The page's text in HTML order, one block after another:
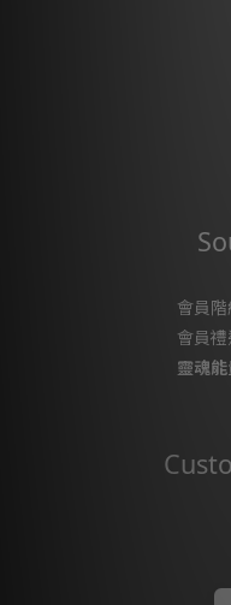
會員
會員
靈魂